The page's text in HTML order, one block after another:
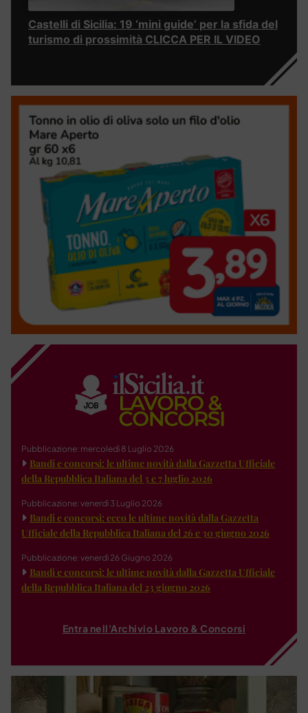
Castelli di Sicilia: 19 ‘mini guide’ per la sfida del
turismo di prossimità CLICCA PER IL VIDEO
Pubblicazione: mercoledì 8 Luglio 2026
Bandi e concorsi: le ultime novità dalla Gazzetta Ufficiale
della Repubblica Italiana del 3 e 7 luglio 2026
Pubblicazione: venerdì 3 Luglio 2026
Bandi e concorsi: ecco le ultime novità dalla Gazzetta
Ufficiale della Repubblica Italiana del 26 e 30 giugno 2026
Pubblicazione: venerdì 26 Giugno 2026
Bandi e concorsi: le ultime novità dalla Gazzetta Ufficiale
della Repubblica Italiana del 23 giugno 2026
Entra nell'Archivio Lavoro & Concorsi